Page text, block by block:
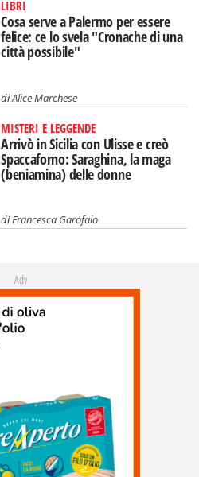
LIBRI
Cosa serve a Palermo per essere
felice: ce lo svela "Cronache di una
città possibile"
diAlice Marchese
MISTERI E LEGGENDE
Arrivò in Sicilia con Ulisse e creò
Spaccaforno: Saraghina, la maga
(beniamina) delle donne
diFrancesca Garofalo
Adv